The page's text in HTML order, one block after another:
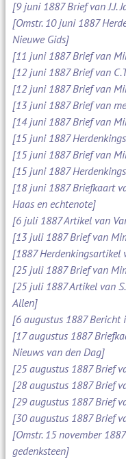
[9 juni 1887 Brief van J.J.
[Omstr. 10 juni 1887
Nieuwe Gids]
[11 juni 1887 Brief van
[12 juni 1887 Brief van
[12 juni 1887 Brief van
[13 juni 1887 Brief van
[14 juni 1887 Brief van
[15 juni 1887
[15 juni 1887 Brief van
[15 juni 1887
[18 juni 1887 Briefkaart
Haas en echtenote]
[6 juli 1887 Artikel van
[13 juli 1887 Brief van
[1887 Herdenkingsartikel
[25 juli 1887 Brief van
[25 juli 1887 Artikel van
Allen]
[6 augustus 1887 Bericht
[17 augustus 1887
Nieuws van den Dag]
[25 augustus 1887 Brief
[28 augustus 1887 Brief
[29 augustus 1887 Brief
[30 augustus 1887 Brief
[Omstr. 15 november
gedenksteen]